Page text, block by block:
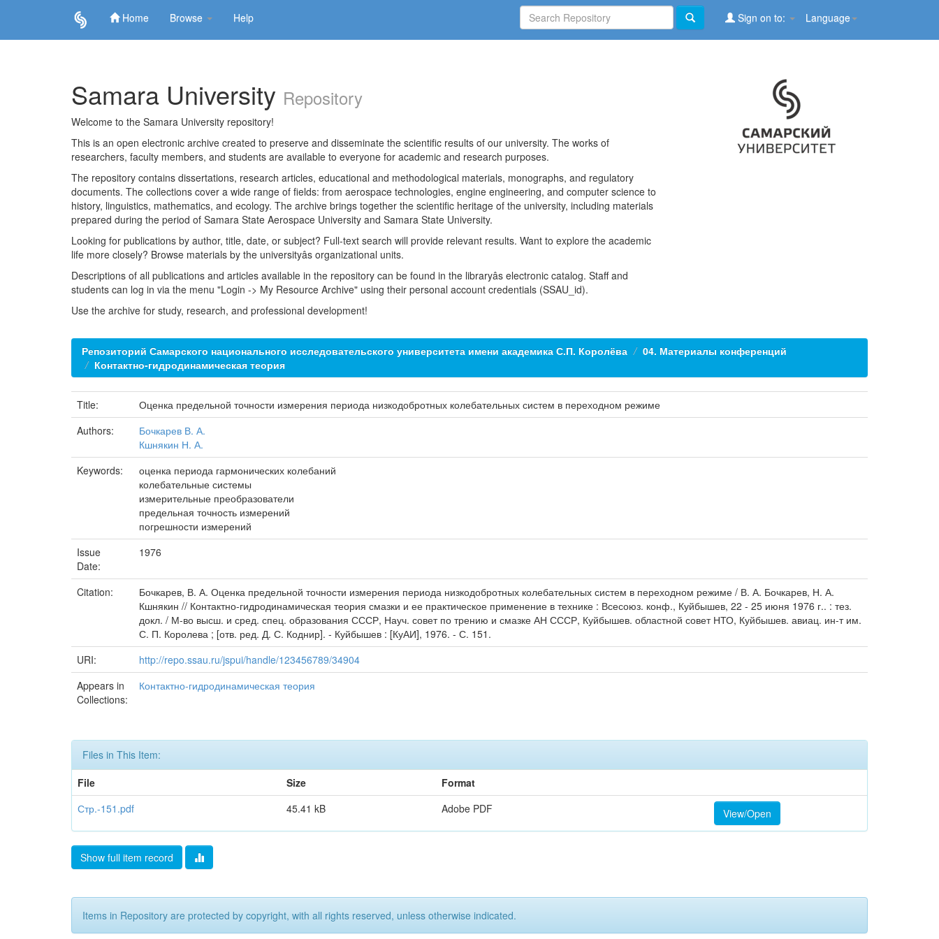
Home Browse Help Language
Sign on to:
Samara University Repository
Welcome to the Samara University repository!
This is an open electronic archive created to preserve and disseminate the scientific results of our university. The works of
researchers, faculty members, and students are available to everyone for academic and research purposes.
The repository contains dissertations, research articles, educational and methodological materials, monographs, and regulatory
documents. The collections cover a wide range of fields: from aerospace technologies, engine engineering, and computer science to
history, linguistics, mathematics, and ecology. The archive brings together the scientific heritage of the university, including materials
prepared during the period of Samara State Aerospace University and Samara State University.
Looking for publications by author, title, date, or subject? Full-text search will provide relevant results. Want to explore the academic
life more closely? Browse materials by the universityâs organizational units.
Descriptions of all publications and articles available in the repository can be found in the libraryâs electronic catalog. Staff and
students can log in via the menu "Login -> My Resource Archive" using their personal account credentials (SSAU_id).
Use the archive for study, research, and professional development!
Репозиторий Самарского национального исследовательского университета имени академика С.П. Королёва
04. Материалы конференций
Контактно-гидродинамическая теория
Title:
Оценка предельной точности измерения периода низкодобротных колебательных систем в переходном режиме
Authors:
Бочкарев В. А.
Кшнякин Н. А.
Keywords:
оценка периода гармонических колебаний
колебательные системы
измерительные преобразователи
предельная точность измерений
погрешности измерений
Issue
Date:
1976
Citation:
Бочкарев, В. А. Оценка предельной точности измерения периода низкодобротных колебательных систем в переходном режиме / В. А. Бочкарев, Н. А.
Кшнякин // Контактно-гидродинамическая теория смазки и ее практическое применение в технике : Всесоюз. конф., Куйбышев, 22 - 25 июня 1976 г.. : тез.
докл. / М-во высш. и сред. спец. образования СССР, Науч. совет по трению и смазке АН СССР, Куйбышев. областной совет НТО, Куйбышев. авиац. ин-т им.
С. П. Королева ; [отв. ред. Д. С. Коднир]. - Куйбышев : [КуАИ], 1976. - С. 151.
URI:
http://repo.ssau.ru/jspui/handle/123456789/34904
Appears in
Collections:
Контактно-гидродинамическая теория
Files in This Item:
File
Size
Format
Стр.-151.pdf
45.41 kB Adobe PDF View/Open
Show full item record
Items in Repository are protected by copyright, with all rights reserved, unless otherwise indicated.